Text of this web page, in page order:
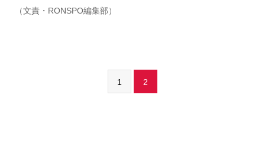
（文責・RONSPO編集部）
1 2